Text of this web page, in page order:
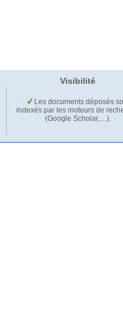
Visibilité
Les documents déposés
indexés par les moteurs de
(Google Scholar,…).